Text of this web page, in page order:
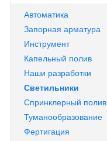
Автоматика
Запорная арматура
Инструмент
Капельный полив
Наши разработки
Светильники
Спринклерный полив
Туманообразование
Фертигация